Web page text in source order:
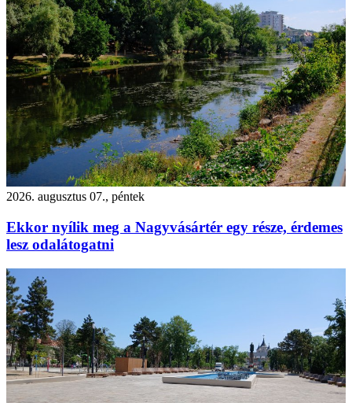
2026. augusztus 07., péntek
Ekkor nyílik meg a Nagyvásártér egy része, érdemes
lesz odalátogatni